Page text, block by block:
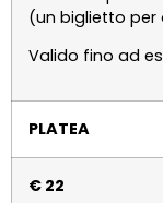
(un biglietto per
Valido fino ad
PLATEA
€ 22